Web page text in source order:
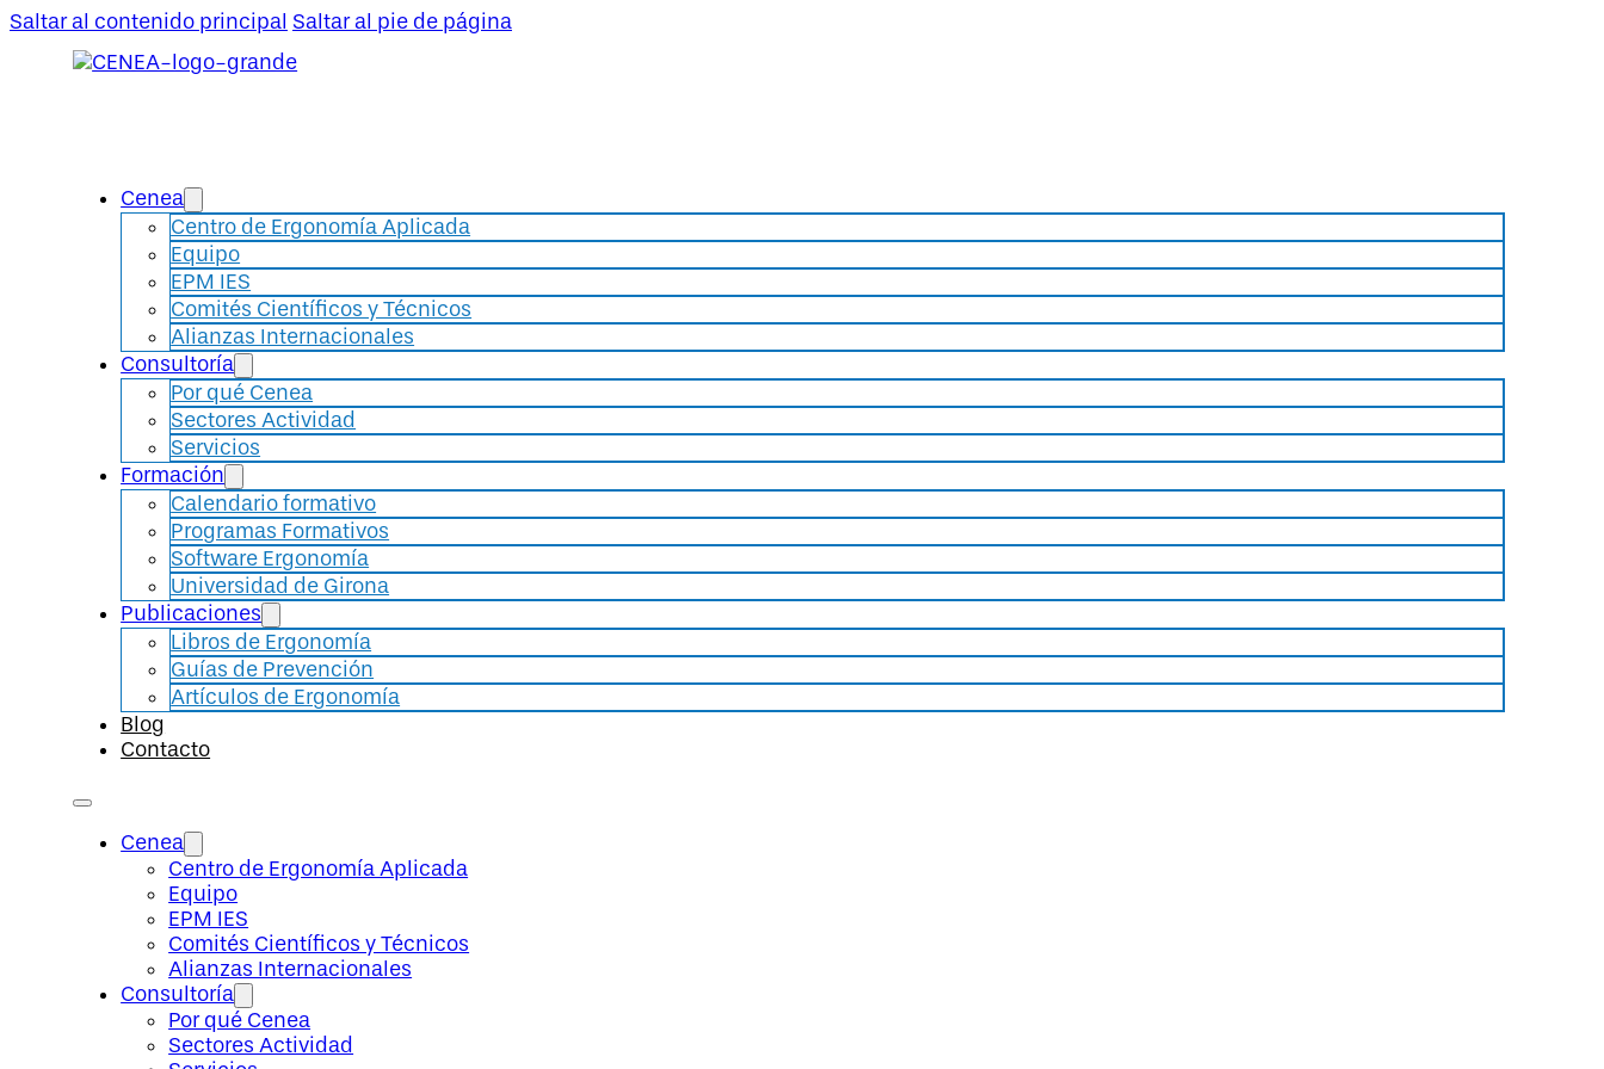
Saltar al contenido principal Saltar al pie de página
Cenea
Centro de Ergonomía Aplicada
Equipo
EPM IES
Comités Científicos y Técnicos
Alianzas Internacionales
Consultoría
Por qué Cenea
Sectores Actividad
Servicios
Formación
Calendario formativo
Programas Formativos
Software Ergonomía
Universidad de Girona
Publicaciones
Libros de Ergonomía
Guías de Prevención
Artículos de Ergonomía
Blog
Contacto
Cenea
Centro de Ergonomía Aplicada
Equipo
EPM IES
Comités Científicos y Técnicos
Alianzas Internacionales
Consultoría
Por qué Cenea
Sectores Actividad